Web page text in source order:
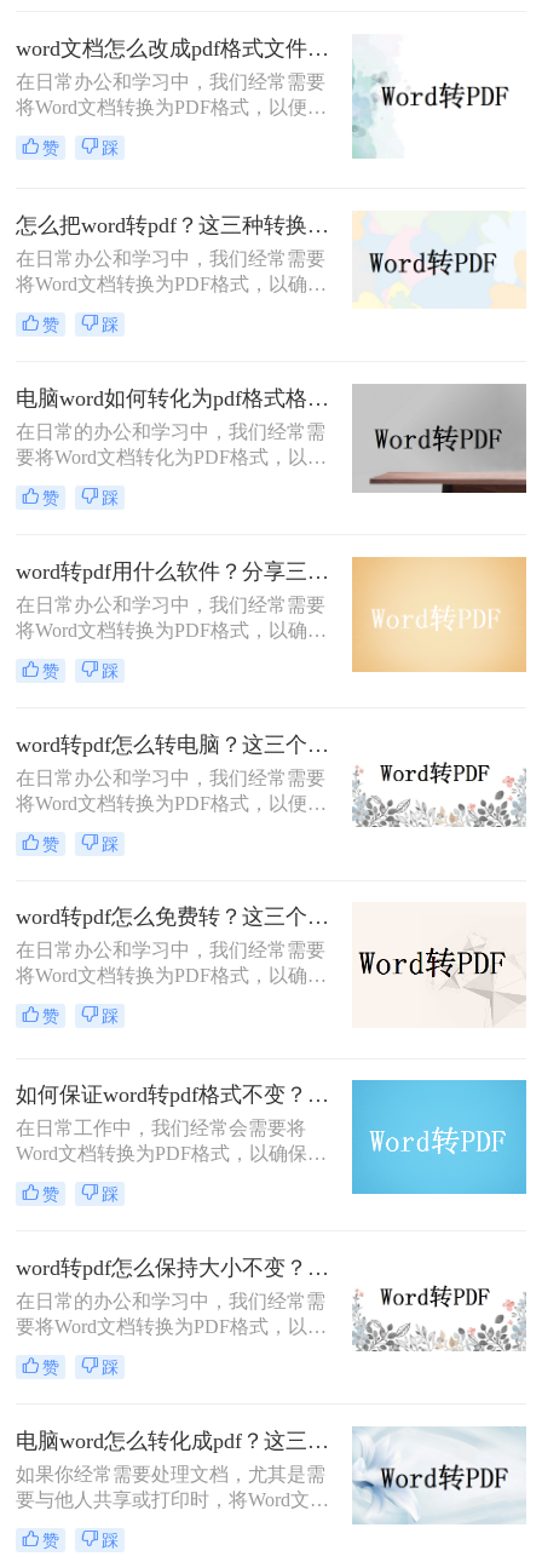
用。那么文档word怎么转pdf呢？下面
将介绍三种将Word文档转换为PDF格
式的方法，帮助您轻松实现格式转
换。
word文档怎么改成pdf格式文件？教你二种免费转换方法！
在日常办公和学习中，我们经常需要
将Word文档转换为PDF格式，以便在
不同设备或软件上保持文档的一致性
和可读性。PDF格式具有跨平台、不
件呢？下面将介绍两种将Word文档转
换为PDF格式的方法，帮助您轻松实
现格式转换。
赞 踩
怎么把word转pdf？这三种转换方法简单好用！
在日常办公和学习中，我们经常需要
将Word文档转换为PDF格式，以确保
文档的格式和内容在不同平台和设备
上保持一致。那么怎么把word转pdf
法，帮助您轻松实现Word到PDF的转
换。
赞 踩
电脑word如何转化为pdf格式格式不变？试试这三种方法吧！
在日常的办公和学习中，我们经常需
要将Word文档转化为PDF格式，以确
保文档在不同平台和设备上的格式和
内容保持一致。然而，许多人在进行
排版变形等问题。本文将介绍电脑
word如何转化为pdf格式格式不变。
赞 踩
word转pdf用什么软件？分享三款超实用的转换软件！
在日常办公和学习中，我们经常需要
将Word文档转换为PDF格式，以确保
文档在不同平台和设备上的格式和内
容保持一致。然而，市面上的转换软
件成为了许多人关注的问题。那么
word转pdf用什么软件呢？本文将为您
介绍几种常见的Word转PDF软件，并
帮助您选择最适合自己的工具。
赞 踩
word转pdf怎么转电脑？这三个方法了解一下！
​在日常办公和学习中，我们经常需要
将Word文档转换为PDF格式，以便更
好地保存和分享。PDF格式的文件具
有跨平台、不易被篡改的特点，因此
脑呢？本文将为您详细介绍几种常见
的方法。
赞 踩
word转pdf怎么免费转？这三个方法教你轻松搞定！
在日常办公和学习中，我们经常需要
将Word文档转换为PDF格式，以确保
文档的格式和排版在传输和分享过程
中保持不变。虽然市面上有很多专业
么免费转呢？本文将介绍几种免费的
Word转PDF方法，并分享一些实用技
巧。
赞 踩
如何保证word转pdf格式不变？分享三种实用方法！
在日常工作中，我们经常会需要将
Word文档转换为PDF格式，以确保文
档在不同设备和平台上的稳定性和可
读性。然而，有时在转换过程中会出
作带来诸多不便。那么，如何保证
word转pdf格式不变呢？下面将介绍三
种实用方法。
赞 踩
word转pdf怎么保持大小不变？这三个方法简单搞定！
在日常的办公和学习中，我们经常需
要将Word文档转换为PDF格式，以便
更好地与他人分享和阅读。然而，很
多人在将Word转为PDF时都遇到了一
文件大小会发生变化。那么，word转
pdf怎么保持大小不变呢？本文将为您
介绍几种方法，帮助您解决这个问
题。
赞 踩
电脑word怎么转化成pdf？这三种高效方法分享给你！
如果你经常需要处理文档，尤其是需
要与他人共享或打印时，将Word文档
转换为PDF格式无疑是个不错的选
择。与Word相比，使用PDF格式不仅
赞 踩